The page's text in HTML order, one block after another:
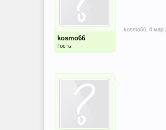
kosmo66
Гость
kosmo66 4 мар